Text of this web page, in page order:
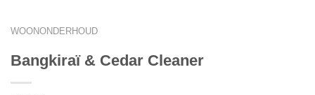
WOONONDERHOUD
Bangkiraï & Cedar Cleaner